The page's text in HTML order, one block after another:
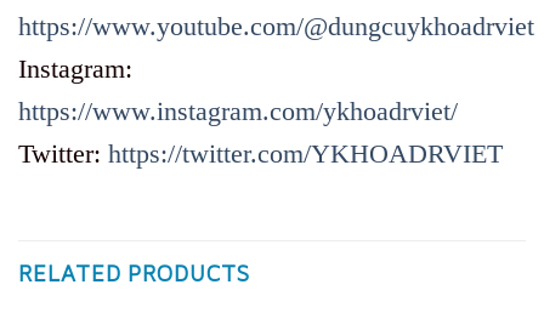
https://www.youtube.com/@dungcuykhoadrviet
Instagram:
https://www.instagram.com/ykhoadrviet/
Twitter: https://twitter.com/YKHOADRVIET
RELATED PRODUCTS